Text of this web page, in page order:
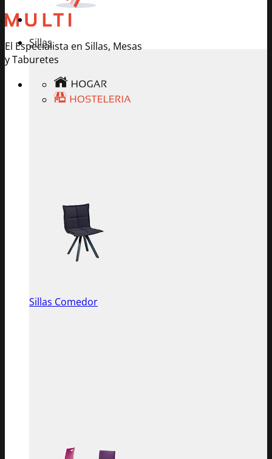
El Especialista en Sillas, Mesas
y Taburetes
Sillas
Sillas Comedor